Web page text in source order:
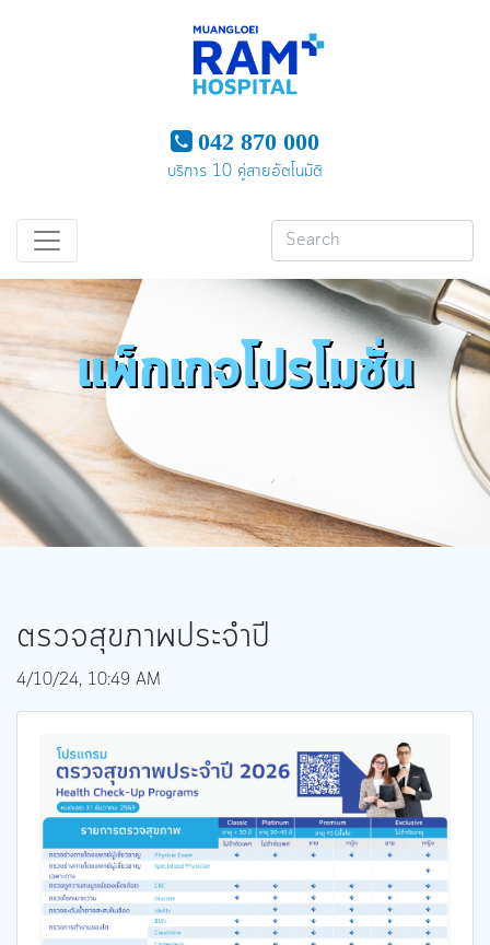
042 870 000
บริการ 10 คู่สายอัตโนมัติ
แพ็กเกจโปรโมชั่น
ตรวจสุขภาพประจำปี
4/10/24, 10:49 AM